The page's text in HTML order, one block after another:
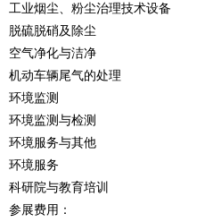
工业烟尘、粉尘治理技术设备
脱硫脱硝及除尘
空气净化与洁净
机动车辆尾气的处理
环境监测
环境监测与检测
环境服务与其他
环境服务
科研院与教育培训
参展费用：